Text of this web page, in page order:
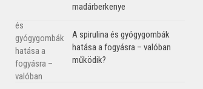
madárberkenye
A spirulina és gyógygombák
hatása a fogyásra – valóban
működik?